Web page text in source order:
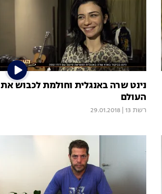
נינט שרה באנגלית וחולמת לכבוש את
העולם
רשת 13 29.01.2018